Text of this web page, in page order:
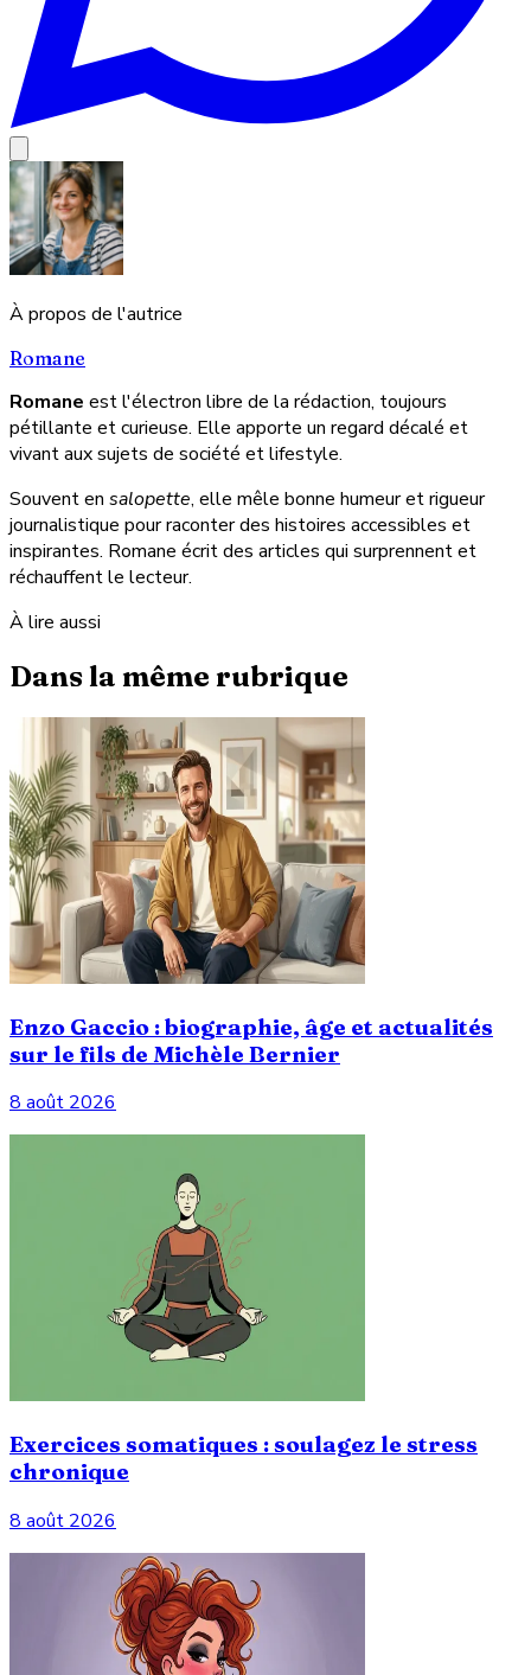
À propos de l'autrice
Romane
Romane est l'électron libre de la rédaction, toujours
pétillante et curieuse. Elle apporte un regard décalé et
vivant aux sujets de société et lifestyle.
Souvent en salopette, elle mêle bonne humeur et rigueur
journalistique pour raconter des histoires accessibles et
inspirantes. Romane écrit des articles qui surprennent et
réchauffent le lecteur.
À lire aussi
Dans la même rubrique
Enzo Gaccio : biographie, âge et actualités
sur le fils de Michèle Bernier
8 août 2026
Exercices somatiques : soulagez le stress
chronique
8 août 2026